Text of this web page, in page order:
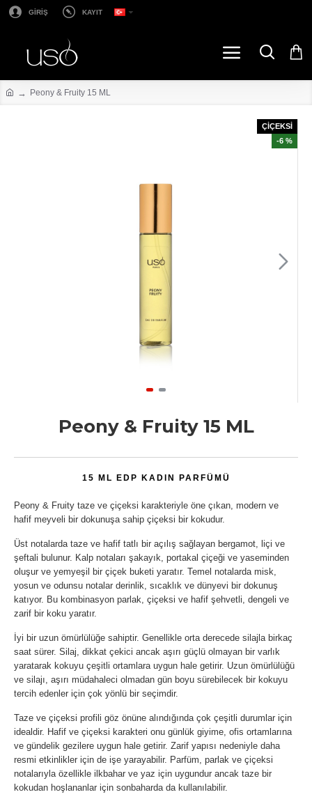
GİRİŞ KAYIT
Peony & Fruity 15 ML
ÇİÇEKSİ
-6 %
Peony & Fruity 15 ML
Peony & Fruity taze ve çiçeksi karakteriyle öne çıkan, modern ve
hafif meyveli bir dokunuşa sahip çiçeksi bir kokudur.
Üst notalarda taze ve hafif tatlı bir açılış sağlayan bergamot, liçi ve
şeftali bulunur. Kalp notaları şakayık, portakal çiçeği ve yaseminden
oluşur ve yemyeşil bir çiçek buketi yaratır. Temel notalarda misk,
yosun ve odunsu notalar derinlik, sıcaklık ve dünyevi bir dokunuş
katıyor. Bu kombinasyon parlak, çiçeksi ve hafif şehvetli, dengeli ve
zarif bir koku yaratır.
İyi bir uzun ömürlülüğe sahiptir. Genellikle orta derecede silajla birkaç
saat sürer. Silaj, dikkat çekici ancak aşırı güçlü olmayan bir varlık
yaratarak kokuyu çeşitli ortamlara uygun hale getirir. Uzun ömürlülüğü
ve silajı, aşırı müdahaleci olmadan gün boyu sürebilecek bir kokuyu
tercih edenler için çok yönlü bir seçimdir.
Taze ve çiçeksi profili göz önüne alındığında çok çeşitli durumlar için
idealdir. Hafif ve çiçeksi karakteri onu günlük giyime, ofis ortamlarına
ve gündelik gezilere uygun hale getirir. Zarif yapısı nedeniyle daha
resmi etkinlikler için de işe yarayabilir. Parfüm, parlak ve çiçeksi
notalarıyla özellikle ilkbahar ve yaz için uygundur ancak taze bir
kokudan hoşlananlar için sonbaharda da kullanılabilir.
15 ML EDP KADIN PARFÜMÜ